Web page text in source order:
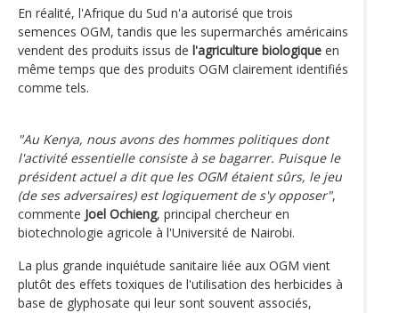
En réalité, l'Afrique du Sud n'a autorisé que trois
semences OGM, tandis que les supermarchés américains
vendent des produits issus de l'agriculture biologique en
même temps que des produits OGM clairement identifiés
comme tels.
"Au Kenya, nous avons des hommes politiques dont
l'activité essentielle consiste à se bagarrer. Puisque le
président actuel a dit que les OGM étaient sûrs, le jeu
(de ses adversaires) est logiquement de s'y opposer",
commente Joel Ochieng, principal chercheur en
biotechnologie agricole à l'Université de Nairobi.
La plus grande inquiétude sanitaire liée aux OGM vient
plutôt des effets toxiques de l'utilisation des herbicides à
base de glyphosate qui leur sont souvent associés,